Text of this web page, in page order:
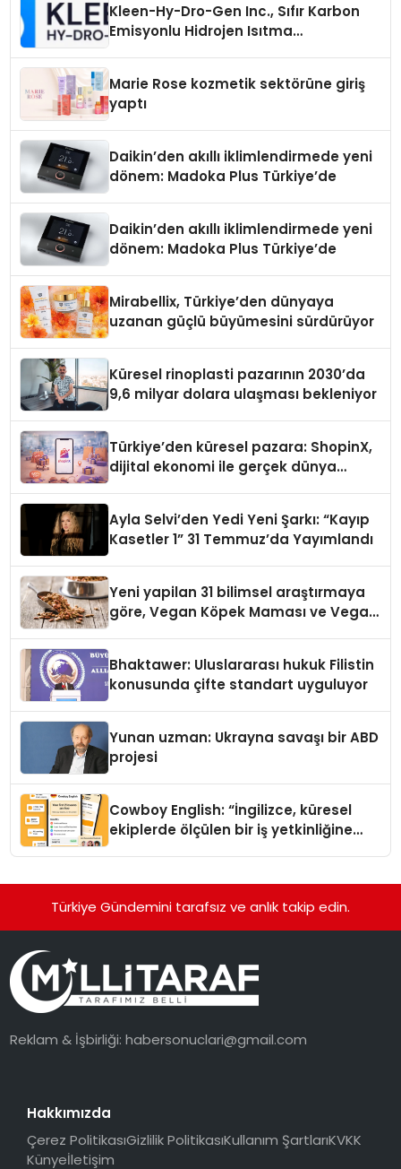
Kleen-Hy-Dro-Gen Inc., Sıfır Karbon
Emisyonlu Hidrojen Isıtma
Marie Rose kozmetik sektörüne giriş
yaptı
Daikin’den akıllı iklimlendirmede yeni
dönem: Madoka Plus Türkiye’de
Daikin’den akıllı iklimlendirmede yeni
dönem: Madoka Plus Türkiye’de
Mirabellix, Türkiye’den dünyaya
uzanan güçlü büyümesini sürdürüyor
Küresel rinoplasti pazarının 2030’da
9,6 milyar dolara ulaşması bekleniyor
Türkiye’den küresel pazara: ShopinX,
dijital ekonomi ile gerçek dünya
Ayla Selvi’den Yedi Yeni Şarkı: “Kayıp
Kasetler 1” 31 Temmuz’da Yayımlandı
Yeni yapilan 31 bilimsel araştırmaya
göre, Vegan Köpek Maması ve Vegan
Bhaktawer: Uluslararası hukuk Filistin
konusunda çifte standart uyguluyor
Yunan uzman: Ukrayna savaşı bir ABD
projesi
Cowboy English: “İngilizce, küresel
ekiplerde ölçülen bir iş yetkinliğine
Türkiye Gündemini tarafsız ve anlık takip edin.
Reklam & İşbirliği:habersonuclari@gmail.com
Hakkımızda
Çerez PolitikasıGizlilik PolitikasıKullanım ŞartlarıKVKK
Künyeİletişim